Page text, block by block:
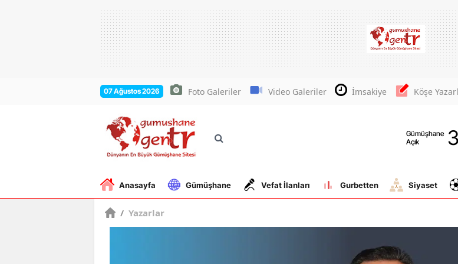
07 Ağustos 2026 Foto Galeriler Video Galeriler İmsakiye Köşe
Gümüşhane
Açık
Adana
Adıyaman
Amasya
Antalya
Aydın
Anasayfa Gümüşhane Vefat İlanları Gurbetten Siyaset
/ Yazarlar